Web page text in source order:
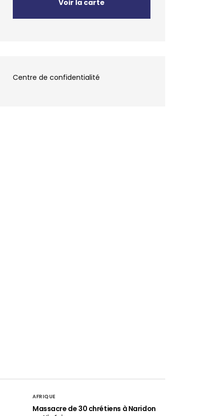
Voir la carte
Centre de confidentialité
AFRIQUE
Massacre de 30 chrétiens à Naridon